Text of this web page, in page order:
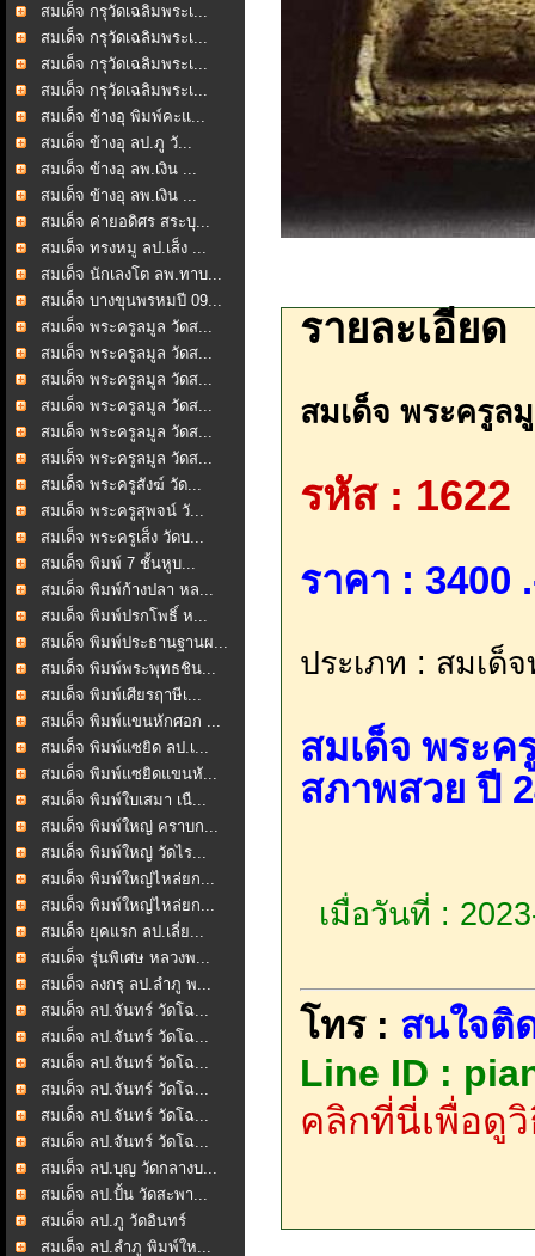
สมเด็จ กรุวัดเฉลิมพระเ...
สมเด็จ กรุวัดเฉลิมพระเ...
สมเด็จ กรุวัดเฉลิมพระเ...
สมเด็จ กรุวัดเฉลิมพระเ...
สมเด็จ ข้างอุ พิมพ์คะแ...
สมเด็จ ข้างอุ ลป.ภู วั...
สมเด็จ ข้างอุ ลพ.เงิน ...
สมเด็จ ข้างอุ ลพ.เงิน ...
สมเด็จ ค่ายอดิศร สระบุ...
สมเด็จ ทรงหมู ลป.เส็ง ...
สมเด็จ นักเลงโต ลพ.ทาบ...
สมเด็จ บางขุนพรหมปี 09...
สมเด็จ พระครูลมูล วัดส...
สมเด็จ พระครูลมูล วัดส...
สมเด็จ พระครูลมูล วัดส...
สมเด็จ พระครูลมูล วัดส...
สมเด็จ พระครูลมูล วัดส...
สมเด็จ พระครูลมูล วัดส...
สมเด็จ พระครูสังฆ์ วัด...
สมเด็จ พระครูสุพจน์ วั...
สมเด็จ พระครูเส็ง วัดบ...
สมเด็จ พิมพ์ 7 ชั้นหูบ...
สมเด็จ พิมพ์ก้างปลา หล...
สมเด็จ พิมพ์ปรกโพธิ์ ห...
สมเด็จ พิมพ์ประธานฐานผ...
สมเด็จ พิมพ์พระพุทธชิน...
สมเด็จ พิมพ์เศียรฤาษีเ...
สมเด็จ พิมพ์แขนหักศอก ...
สมเด็จ พิมพ์แซยิด ลป.เ...
สมเด็จ พิมพ์แซยิดแขนหั...
สมเด็จ พิมพ์ใบเสมา เนื...
สมเด็จ พิมพ์ใหญ่ คราบก...
สมเด็จ พิมพ์ใหญ่ วัดไร...
สมเด็จ พิมพ์ใหญ่ไหล่ยก...
สมเด็จ พิมพ์ใหญ่ไหล่ยก...
สมเด็จ ยุคแรก ลป.เลี่ย...
สมเด็จ รุ่นพิเศษ หลวงพ...
สมเด็จ ลงกรุ ลป.ลำภู พ...
สมเด็จ ลป.จันทร์ วัดโฉ...
สมเด็จ ลป.จันทร์ วัดโฉ...
สมเด็จ ลป.จันทร์ วัดโฉ...
สมเด็จ ลป.จันทร์ วัดโฉ...
สมเด็จ ลป.จันทร์ วัดโฉ...
สมเด็จ ลป.จันทร์ วัดโฉ...
สมเด็จ ลป.บุญ วัดกลางบ...
สมเด็จ ลป.ปั้น วัดสะพา...
สมเด็จ ลป.ภู วัดอินทร์
สมเด็จ ลป.ลำภู พิมพ์ให...
รายละเอียด
สมเด็จ พระครูล
รหัส : 1622
ราคา : 3400
ประเภท : สมเด็
สมเด็จ พระ
สภาพสวย ปี
เมื่อวันที่ :
โทร : สนใจติ
Line ID :
คลิกที่นี่เพื่อดูวิ